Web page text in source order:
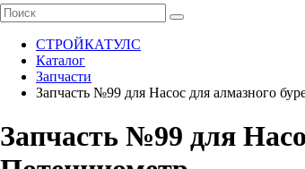
СТРОЙКАТУЛС
Каталог
Запчасти
Запчасть №99 для Насос для алмазного
Запчасть №99 для